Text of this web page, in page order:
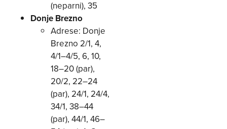
(neparni), 35
Donje Brezno
Adrese: Donje
Brezno 2/1, 4,
4/1–4/5, 6, 10,
18–20 (par),
20/2, 22–24
(par), 24/1, 24/4,
34/1, 38–44
(par), 44/1, 46–